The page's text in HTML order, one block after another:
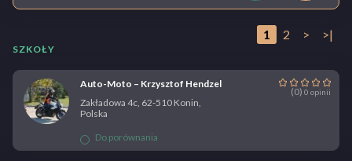
1 2 > >|
SZKOŁY
Auto-Moto – Krzysztof Hendzel
(0) 0 opinii
Zakładowa 4c, 62-510 Konin,
Polska
Do porównania